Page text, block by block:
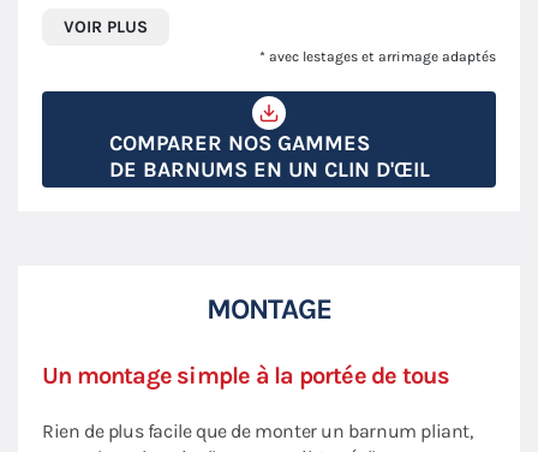
VOIR PLUS
* avec lestages et arrimage adaptés
COMPARER NOS GAMMES
DE BARNUMS EN UN CLIN D'ŒIL
MONTAGE
Un montage simple à la portée de tous
Rien de plus facile que de monter un barnum pliant,